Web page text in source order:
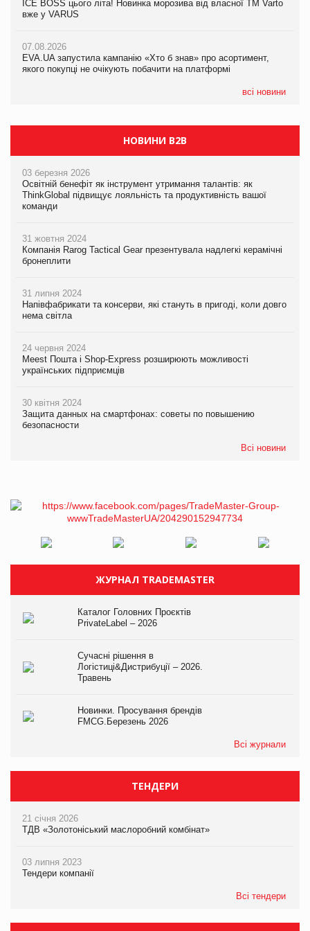
ICE BOSS цього літа! Новинка морозива від власної ТМ Varto
вже у VARUS
07.08.2026
EVA.UA запустила кампанію «Хто б знав» про асортимент,
якого покупці не очікують побачити на платформі
всі новини
06.08.2026
Смачна новинка для хвостатих: у VARUS з’явилися паучі
05.08.2026
Мережа супермаркетів VARUS купує мережу магазинів
НОВИНИ B2B
03 березня 2026
Освітній бенефіт як інструмент утримання талантів: як
ThinkGlobal підвищує лояльність та продуктивність вашої
команди
31 жовтня 2024
Компанія Rarog Tactical Gear презентувала надлегкі керамічні
бронеплити
31 липня 2024
Напівфабрикати та консерви, які стануть в пригоді, коли довго
нема світла
24 червня 2024
Meest Пошта і Shop-Express розширюють можливості
українських підприємців
30 квітня 2024
Защита данных на смартфонах: советы по повышению
безопасности
Всі новини
ЖУРНАЛ TRADEMASTER
Каталог Головних Проєктів
PrivateLabel – 2026
Сучасні рішення в
Логістиці&Дистрибуції – 2026.
Травень
Новинки. Просування брендів
FMCG.Березень 2026
Всі журнали
ТЕНДЕРИ
21 січня 2026
ТДВ «Золотоніський маслоробний комбінат»
03 липня 2023
Тендери компанії
Всі тендери